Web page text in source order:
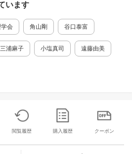
、大学院生必読必備の図書。
います
学会 角山剛 谷口泰富
三浦麻子 小塩真司 遠藤由美
閲覧履歴 購入履歴 クーポン